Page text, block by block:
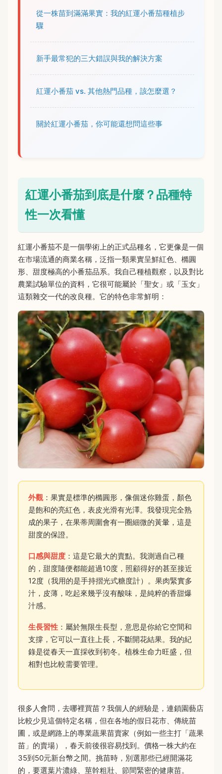
從一株苗到滿滿果實：我的紅運小番茄種植步
驟
新手最常犯的三大錯誤與我的解決方案
紅運小番茄 vs. 其他熱門品種，該怎麼選？
關於紅運小番茄，你可能還想問這些事
紅運小番茄到底是什麼？品種特
性一次看懂
紅運小番茄不是一個學術上的正式品種名，它更像是一個
在市場流通的商業名稱，泛指一類果實呈鮮紅色、橢圓
形、甜度極高的小番茄品系。我自己種植觀察，以及對比
農業試驗單位的資料，它很可能屬於「聖女」或「玉女」
這類雜交一代的改良種。它的特色非常鮮明：
外觀：果實是標準的橢圓形，像個迷你雞蛋，顏色
是飽和的亮紅色，表皮光滑有光澤。我發現完全熟
成的果子，在果蒂周圍會有一圈細微的黃暈，這是
甜度的保證。
口感與甜度 ：這是它最大的賣點。我測過自己種
的，甜度隨便都能超過10度，照顧得好的甚至接近
12度（我用的是手持摺光式糖度計）。果肉緊實多
汁，皮薄，吃起來幾乎沒有酸味，是純粹的香甜爆
汁感。
生長習性 ：屬於無限生長型，意思是你給它空間和
支撐，它可以一直往上長，不斷開花結果。我的紀
錄是從春天一直採收到初冬。植株生命力旺盛，但
相對也比較需要管理。
很多人會問，去哪裡買苗？我個人的經驗是，連鎖園藝店
比較少見這個特定名稱，但在各地的假日花市、傳統苗
圃，或是網路上的專業蔬果苗賣家（例如一些主打「蔬果
苗」的賣場），春天前後很容易找到。價格一株大約在
35到50元新台幣之間。挑苗時，別選那些已經開滿花
的，要選葉片濃綠、莖幹粗壯、節間緊密的健康苗。